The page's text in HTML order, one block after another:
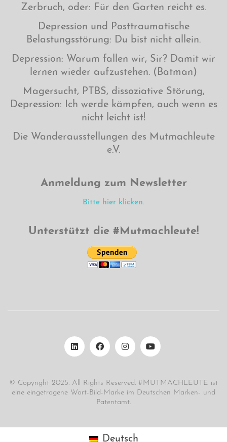
Zerbruch, oder: Für den Garten reicht es.
Depression und Posttraumatische
Belastungsstörung: Du bist nicht allein.
Depression: Warum fallen wir, Sir? Damit wir
lernen wieder aufzustehen. (Batman)
Magersucht, PTBS, dissoziative Störung,
Depression: Ich werde kämpfen, auch wenn es
nicht leicht ist!
Die Wanderausstellungen des Mutmachleute
e.V.
Anmeldung zum Newsletter
Bitte hier klicken.
Unterstützt die #Mutmachleute!
© Copyright 2025. All Rights Reserved. #MUTMACHLEUTE ist
eine eingetragene Wort-Bild-Marke im Deutschen Marken- und
Patentamt.
Deutsch